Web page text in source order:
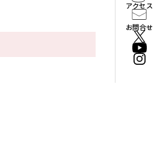
アクセス
お問合せ